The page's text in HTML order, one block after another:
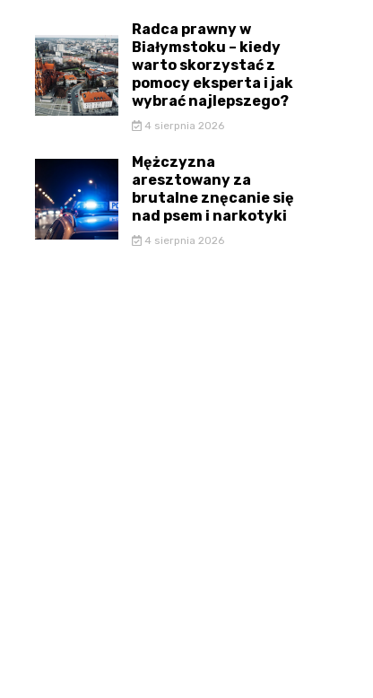
Radca prawny w
Białymstoku – kiedy
warto skorzystać z
pomocy eksperta i jak
wybrać najlepszego?
4 sierpnia 2026
Mężczyzna
aresztowany za
brutalne znęcanie się
nad psem i narkotyki
4 sierpnia 2026